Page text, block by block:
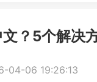
？5个解决
04-06 19:26:13